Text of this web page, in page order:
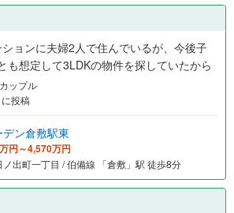
ョンに夫婦2人で住んでいるが、今後子
も想定して3LDKの物件を探していたから
ップル
投稿
ン倉敷駅東
円～4,570万円
出町一丁目 / 伯備線 「倉敷」駅 徒歩8分